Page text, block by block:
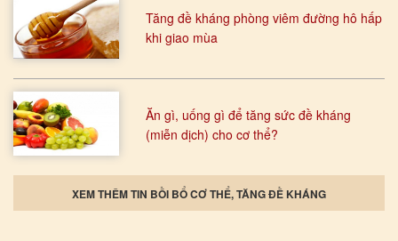
Tăng đề kháng phòng viêm đường hô hấp
khi giao mùa
Ăn gì, uống gì để tăng sức đề kháng
(miễn dịch) cho cơ thể?
XEM THÊM TIN BỒI BỔ CƠ THỂ, TĂNG ĐỀ KHÁNG